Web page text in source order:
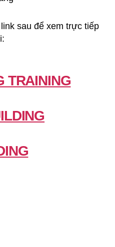
sau để xem trực tiếp
TRAINING